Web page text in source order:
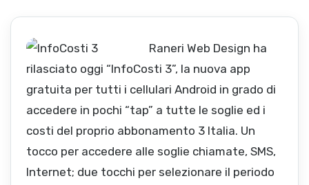
Raneri Web Design ha
rilasciato oggi “InfoCosti 3”, la nuova app
gratuita per tutti i cellulari Android in grado di
accedere in pochi “tap” a tutte le soglie ed i
costi del proprio abbonamento 3 Italia. Un
tocco per accedere alle soglie chiamate, SMS,
Internet; due tocchi per selezionare il periodo